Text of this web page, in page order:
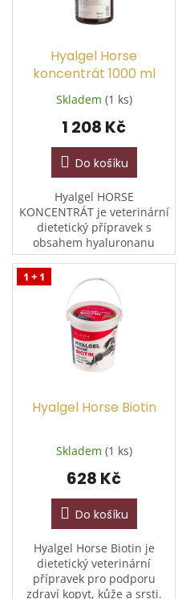
Hyalgel Horse
koncentrát 1000 ml
Skladem (1 ks)
1 208 Kč
Do košíku
Hyalgel HORSE
KONCENTRÁT je veterinární
dietetický přípravek s
obsahem hyaluronanu
sodného a chondroitin
sulfátu pro intenzivní
regeneraci kloubního
aparátu koní. Hyalgel
HORSE...
1 + 1
Hyalgel Horse Biotin
Skladem (1 ks)
628 Kč
Do košíku
Hyalgel Horse Biotin je
dietetický veterinární
přípravek pro podporu
zdraví kopyt, kůže a srsti.